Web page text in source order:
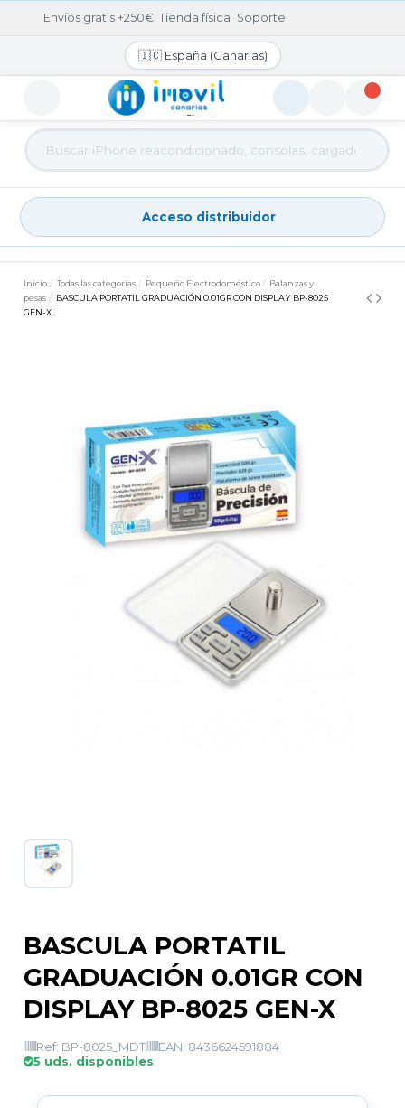
Envíos gratis +250€ ·Tienda física · Soporte
🇮🇨 España (Canarias)
Acceso distribuidor
Acceso distribuidor
Inicio Todas las categorías Pequeño Electrodoméstico
Balanzas y
pesas
BASCULA PORTATIL GRADUACIÓN 0.01GR CON DISPLAY BP-8025
GEN-X
BASCULA PORTATIL
GRADUACIÓN 0.01GR CON
DISPLAY BP-8025 GEN-X
Ref: BP-8025_MDT
EAN: 8436624591884
5 uds. disponibles